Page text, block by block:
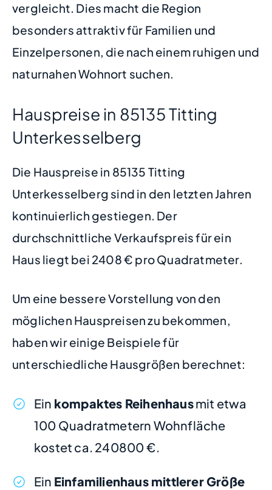
vergleicht. Dies macht die Region
besonders attraktiv für Familien und
Einzelpersonen, die nach einem ruhigen und
naturnahen Wohnort suchen.
Hauspreise in 85135 Titting
Unterkesselberg
Die Hauspreise in 85135 Titting
Unterkesselberg sind in den letzten Jahren
kontinuierlich gestiegen. Der
durchschnittliche Verkaufspreis für ein
Haus liegt bei 2408 € pro Quadratmeter.
Um eine bessere Vorstellung von den
möglichen Hauspreisen zu bekommen,
haben wir einige Beispiele für
unterschiedliche Hausgrößen berechnet:
Ein kompaktes Reihenhausmit etwa
100 Quadratmetern Wohnfläche
kostet ca. 240800 €.
Ein Einfamilienhaus mittlerer Größe